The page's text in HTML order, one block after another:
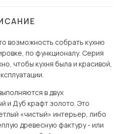
возможность собрать кухню
по функционалу. Серия
чтобы кухня была и красивой,
в двух
и Дуб крафт золото. Это
«чистый» интерьер, либо
древесную фактуру - или